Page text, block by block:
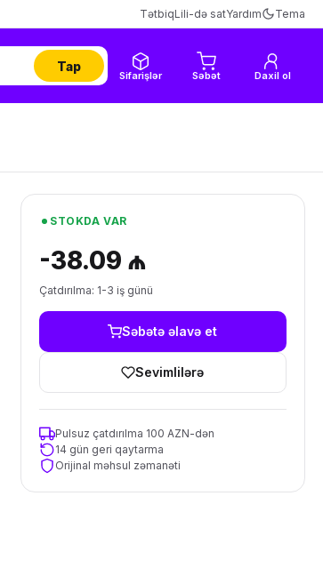
TətbiqLili-də satYardım Tema
Tap
Sifarişlər Səbət Daxil ol
STOKDA VAR
-38.09 ₼
Çatdırılma: 1-3 iş günü
Səbətə əlavə et
Sevimlilərə
Pulsuz çatdırılma 100 AZN-dən
14 gün geri qaytarma
Orijinal məhsul zəmanəti